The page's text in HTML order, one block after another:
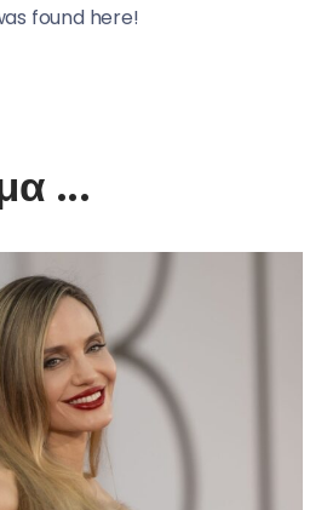
found here!
...